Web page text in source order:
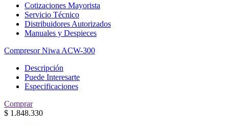
Cotizaciones Mayorista
Servicio Técnico
Distribuidores Autorizados
Manuales y Despieces
Compresor Niwa ACW-300
Descripción
Puede Interesarte
Especificaciones
Comprar
$ 1.848.330